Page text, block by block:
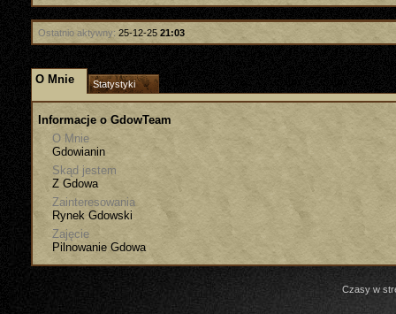
Ostatnio aktywny: 25-12-25 21:03
O Mnie Statystyki
Informacje o GdowTeam
O Mnie
Gdowianin
Skąd jestem
Z Gdowa
Zainteresowania
Rynek Gdowski
Zajęcie
Pilnowanie Gdowa
Czasy w